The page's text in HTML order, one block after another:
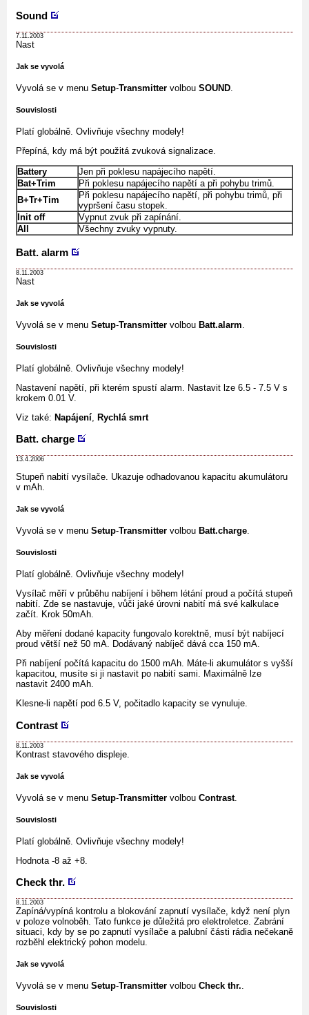
Sound
7.11.2003
Nast
Jak se vyvolá
Vyvolá se v menu Setup-Transmitter volbou SOUND.
Souvislosti
Platí globálně. Ovlivňuje všechny modely!
Přepíná, kdy má být použitá zvuková signalizace.
Battery
Jen při poklesu napájecího napětí.
Bat+Trim
Při poklesu napájecího napětí a při pohybu trimů.
B+Tr+Tim
Při poklesu napájecího napětí, při pohybu trimů, při
vypršení času stopek.
Init off
Vypnut zvuk při zapínání.
All
Všechny zvuky vypnuty.
Batt. alarm
8.11.2003
Nast
Jak se vyvolá
Vyvolá se v menu Setup-Transmitter volbou Batt.alarm
Souvislosti
Platí globálně. Ovlivňuje všechny modely!
Nastavení napětí, při kterém spustí alarm. Nastavit lze 6.5 - 7.5 V s
krokem 0.01 V.
Viz také: Napájení Rychlá smrt
Batt. charge
13.4.2006
Stupeň nabití vysílače. Ukazuje odhadovanou kapacitu akumulátoru
v mAh.
Jak se vyvolá
Vyvolá se v menu Setup-Transmitter volbou Batt.charge.
Souvislosti
Platí globálně. Ovlivňuje všechny modely!
Vysílač měří v průběhu nabíjení i během létání proud a počítá stupeň
nabití. Zde se nastavuje, vůči jaké úrovni nabití má své kalkulace
začít. Krok 50mAh.
Aby měření dodané kapacity fungovalo korektně, musí být nabíjecí
proud větší než 50 mA. Dodávaný nabíječ dává cca 150 mA.
Při nabíjení počítá kapacitu do 1500 mAh. Máte-li akumulátor s vyšší
kapacitou, musíte si ji nastavit po nabití sami. Maximálně lze
nastavit 2400 mAh.
Klesne-li napětí pod 6.5 V, počitadlo kapacity se vynuluje.
Contrast
8.11.2003
Kontrast stavového displeje.
Jak se vyvolá
Vyvolá se v menu Setup-Transmitter volbou Contrast.
Souvislosti
Platí globálně. Ovlivňuje všechny modely!
Hodnota -8 až +8.
Check thr.
8.11.2003
Zapíná/vypíná kontrolu a blokování zapnutí vysílače, když není plyn
v poloze volnoběh. Tato funkce je důležitá pro elektroletce. Zabrání
situaci, kdy by se po zapnutí vysílače a palubní části rádia nečekaně
rozběhl elektrický pohon modelu.
Jak se vyvolá
Vyvolá se v menu Setup-Transmitter volbou Check thr..
Souvislosti